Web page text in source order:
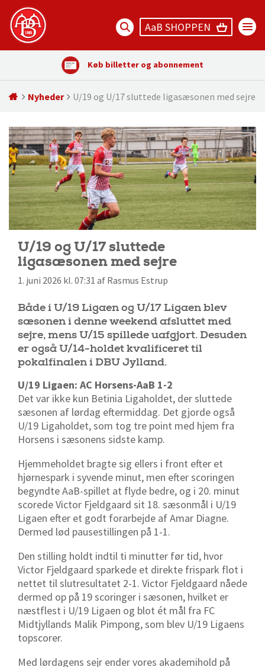
AaB SHOPPEN
Køb billetter og abonnement
Nyheder U/19 og U/17 sluttede ligasæsonen med sejre
U/19 og U/17 sluttede
ligasæsonen med sejre
1. juni 2026 kl. 07:31 af Rasmus Estrup
Både i U/19 Ligaen og U/17 Ligaen blev
sæsonen i denne weekend afsluttet med
sejre, mens U/15 spillede uafgjort. Desuden
er også U/14-holdet kvalificeret til
pokalfinalen i DBU Jylland.
U/19 Ligaen: AC Horsens-AaB 1-2
Det var ikke kun Betinia Ligaholdet, der sluttede
sæsonen af lørdag eftermiddag. Det gjorde også
U/19 Ligaholdet, som tog tre point med hjem fra
Horsens i sæsonens sidste kamp.
Hjemmeholdet bragte sig ellers i front efter et
hjørnespark i syvende minut, men efter scoringen
begyndte AaB-spillet at flyde bedre, og i 20. minut
scorede Victor Fjeldgaard sit 18. sæsonmål i U/19
Ligaen efter et godt forarbejde af Amar Diagne.
Dermed lød pausestillingen på 1-1.
Den stilling holdt indtil ti minutter før tid, hvor
Victor Fjeldgaard sparkede et direkte frispark flot i
nettet til slutresultatet 2-1. Victor Fjeldgaard nåede
dermed op på 19 scoringer i sæsonen, hvilket er
næstflest i U/19 Ligaen og blot ét mål fra FC
Midtjyllands Malik Pimpong, som blev U/19 Ligaens
topscorer.
Med lørdagens sejr ender vores akademihold på